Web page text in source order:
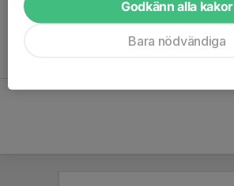
Godkänn alla kakor
Bara nödvändiga